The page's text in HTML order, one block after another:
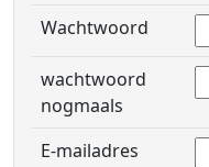
Wachtwoord
wachtwoord
nogmaals
E-mailadres